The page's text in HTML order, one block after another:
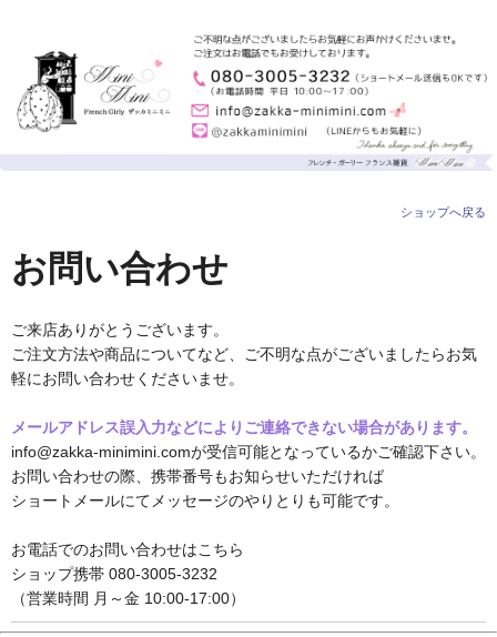
ショップへ戻る
お問い合わせ
ご来店ありがとうございます。
ご注文方法や商品についてなど、ご不明な点がございましたらお気
軽にお問い合わせくださいませ。
メールアドレス誤入力などによりご連絡できない場合があります。
info@zakka-minimini.comが受信可能となっているかご確認下さい。
お問い合わせの際、携帯番号もお知らせいただければ
ショートメールにてメッセージのやりとりも可能です。
お電話でのお問い合わせはこちら
ショップ携帯 080-3005-3232
（営業時間 月～金 10:00-17:00）